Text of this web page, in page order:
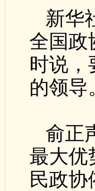
新华
全国政
时说，
的领导
俞正
最大优
民政